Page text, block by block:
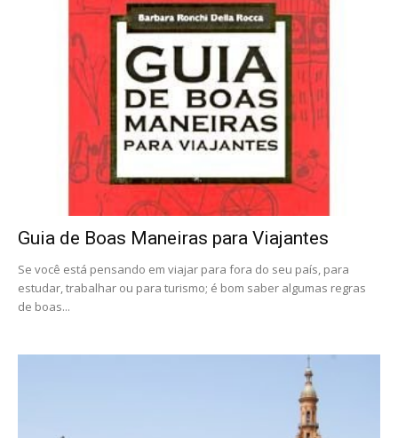
Guia de Boas Maneiras para Viajantes
Se você está pensando em viajar para fora do seu país, para
estudar, trabalhar ou para turismo; é bom saber algumas regras
de boas...